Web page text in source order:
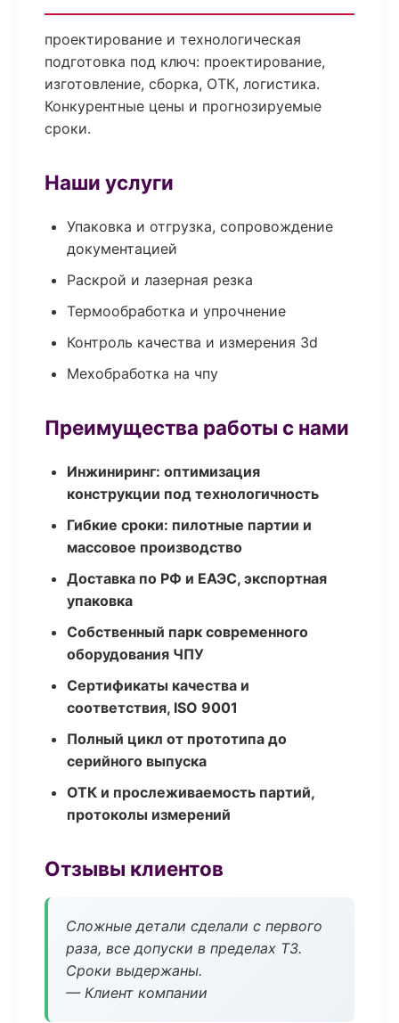
проектирование и технологическая
подготовка под ключ: проектирование,
изготовление, сборка, ОТК, логистика.
Конкурентные цены и прогнозируемые
сроки.
Наши услуги
Упаковка и отгрузка, сопровождение
документацией
Раскрой и лазерная резка
Термообработка и упрочнение
Контроль качества и измерения 3d
Мехобработка на чпу
Преимущества работы с нами
Инжиниринг: оптимизация
конструкции под технологичность
Гибкие сроки: пилотные партии и
массовое производство
Доставка по РФ и ЕАЭС, экспортная
упаковка
Собственный парк современного
оборудования ЧПУ
Сертификаты качества и
соответствия, ISO 9001
Полный цикл от прототипа до
серийного выпуска
ОТК и прослеживаемость партий,
протоколы измерений
Отзывы клиентов
Сложные детали сделали с первого
раза, все допуски в пределах ТЗ.
Сроки выдержаны.
— Клиент компании